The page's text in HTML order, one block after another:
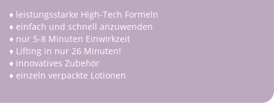
♦ leistungsstarke High-Tech Formeln
♦ einfach und schnell anzuwenden
♦ nur 5-8 Minuten Einwirkzeit
♦ Lifting in nur 26 Minuten!
♦ innovatives Zubehör
♦ einzeln verpackte Lotionen